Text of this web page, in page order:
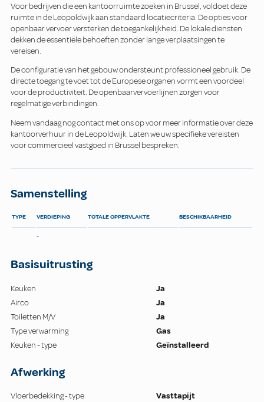
Voor bedrijven die een kantoorruimte zoeken in Brussel, voldoet deze
ruimte in de Leopoldwijk aan standaard locatiecriteria. De opties voor
openbaar vervoer versterken de toegankelijkheid. De lokale diensten
dekken de essentiële behoeften zonder lange verplaatsingen te
vereisen.
De configuratie van het gebouw ondersteunt professioneel gebruik. De
directe toegang te voet tot de Europese organen vormt een voordeel
voor de productiviteit. De openbaarvervoerlijnen zorgen voor
regelmatige verbindingen.
Neem vandaag nog contact met ons op voor meer informatie over deze
kantoorverhuur in de Leopoldwijk. Laten we uw specifieke vereisten
voor commercieel vastgoed in Brussel bespreken.
Samenstelling
TYPE VERDIEPING TOTALE OPPERVLAKTE BESCHIKBAARHEID
-
Basisuitrusting
Keuken
Ja
Airco
Ja
Toiletten M/V
Ja
Type verwarming
Gas
Keuken - type
Geïnstalleerd
Afwerking
Vloerbedekking - type Vasttapijt